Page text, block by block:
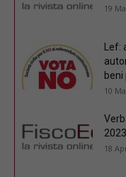
19
beni
10
2023
18